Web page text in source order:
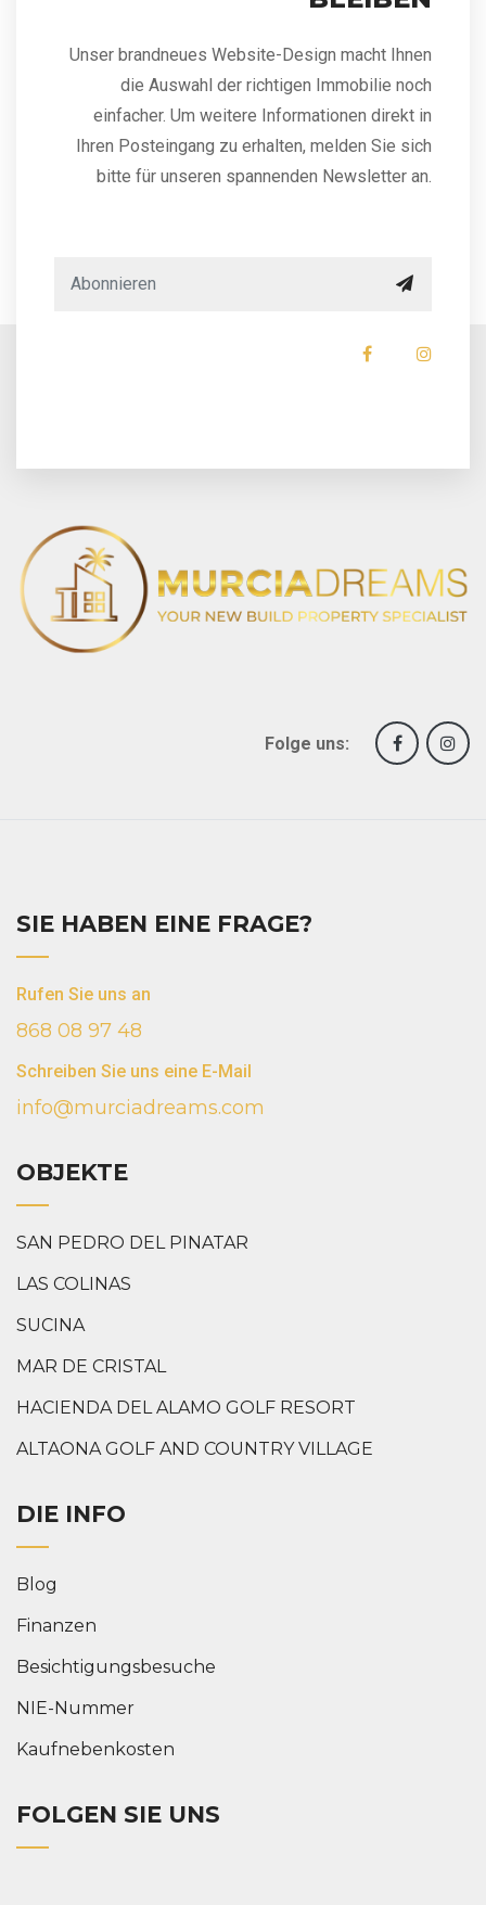
Unser brandneues Website-Design macht Ihnen
die Auswahl der richtigen Immobilie noch
einfacher. Um weitere Informationen direkt in
Ihren Posteingang zu erhalten, melden Sie sich
bitte für unseren spannenden Newsletter an.
Folge uns:
SIE HABEN EINE FRAGE?
Rufen Sie uns an
868 08 97 48
Schreiben Sie uns eine E-Mail
info@murciadreams.com
OBJEKTE
SAN PEDRO DEL PINATAR
LAS COLINAS
SUCINA
MAR DE CRISTAL
HACIENDA DEL ALAMO GOLF RESORT
ALTAONA GOLF AND COUNTRY VILLAGE
DIE INFO
Blog
Finanzen
Besichtigungsbesuche
NIE-Nummer
Kaufnebenkosten
FOLGEN SIE UNS